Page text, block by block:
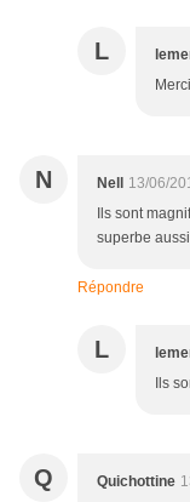
L
N Nell
13/06/
Ils sont
superbe
Répondre
L
Ils
Q Quichottine